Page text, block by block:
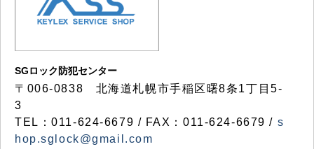
SGロック防犯センター
〒006-0838 北海道札幌市手稲区曙8条1丁目5-
3
TEL：011-624-6679 / FAX：011-624-6679 / s
hop.sglock@gmail.com